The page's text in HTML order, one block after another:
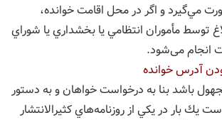
مي‌گيرد و اگر در محل اقامت خوانده،
توسط مأموران انتظامي يا بخشداري يا شوراي
انجام می‌شود.
باشد بنا به درخواست خواهان و به دستور
يك بار در يكي از روزنامه‌هاي كثيرالانتشار